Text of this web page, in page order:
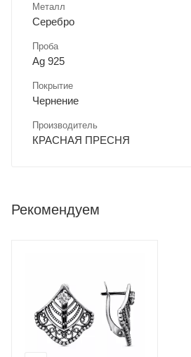
Металл
Серебро
Проба
Ag 925
Покрытие
Чернение
Производитель
КРАСНАЯ ПРЕСНЯ
Рекомендуем